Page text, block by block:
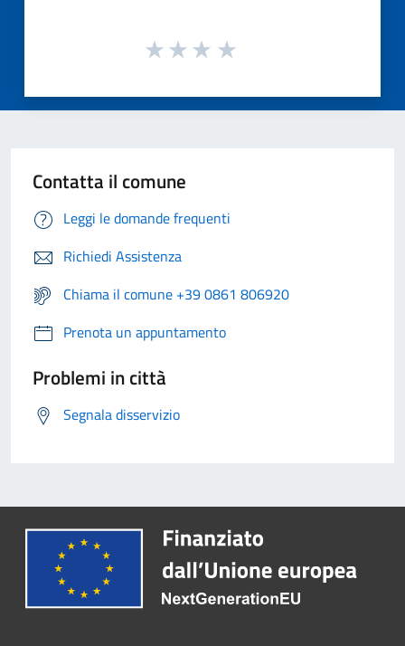
Contatta il comune
Leggi le domande frequenti
Richiedi Assistenza
Chiama il comune +39 0861 806920
Prenota un appuntamento
Problemi in città
Segnala disservizio